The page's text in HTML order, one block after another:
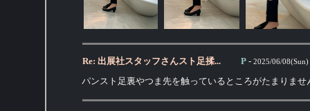
Re: 出展社スタッフさんスト足揉... P - 2025/06/
パンスト足裏やつま先を触っているところがたまりませ